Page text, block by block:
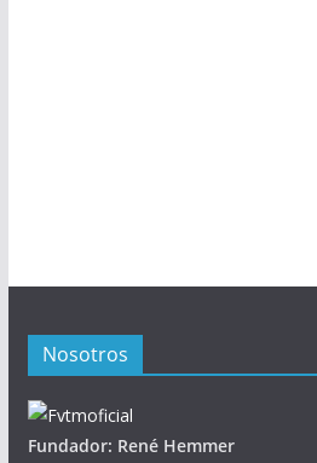
Nosotros
Fundador: René Hemmer